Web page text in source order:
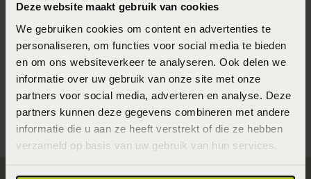
Deze website maakt gebruik van cookies
We gebruiken cookies om content en advertenties te
personaliseren, om functies voor social media te bieden
en om ons websiteverkeer te analyseren. Ook delen we
informatie over uw gebruik van onze site met onze
partners voor social media, adverteren en analyse. Deze
partners kunnen deze gegevens combineren met andere
informatie die u aan ze heeft verstrekt of die ze hebben
verzameld op basis van uw gebruik van hun services.
Seizoen
202220
Materiaal
95% cotton GOTS, 5% elastane (Katoen)